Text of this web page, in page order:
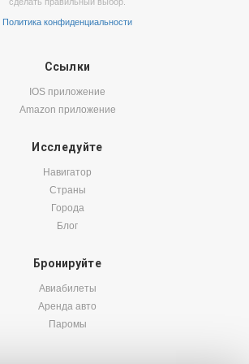
Политика конфиденциальности
Ссылки
IOS приложение
Amazon приложение
Исследуйте
Навигатор
Страны
Города
Блог
Бронируйте
Авиабилеты
Аренда авто
Паромы